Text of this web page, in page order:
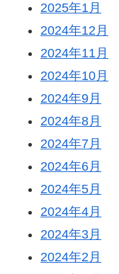
2025年1月
2024年12月
2024年11月
2024年10月
2024年9月
2024年8月
2024年7月
2024年6月
2024年5月
2024年4月
2024年3月
2024年2月